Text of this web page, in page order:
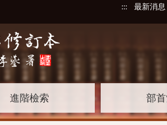
::: 最新消息
進階檢索 部首